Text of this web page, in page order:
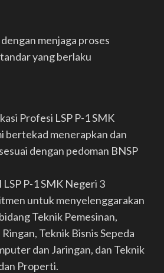
menjaga proses
yang berlaku
Profesi LSP P-1 SMK
bertekad menerapkan dan
dengan pedoman BNSP
P-1 SMK Negeri 3
untuk menyelenggarakan
Teknik Pemesinan,
Teknik Bisnis Sepeda
dan Jaringan, dan Teknik
Properti.